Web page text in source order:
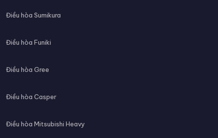
Điều hòa Sumikura
Điều hòa Funiki
Điều hòa Gree
Điều hòa Casper
Điều hòa Mitsubishi Heavy